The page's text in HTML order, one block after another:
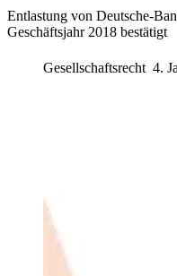
Entlastung von Deutsche-
Geschäftsjahr 2018 bestätigt
Gesellschaftsrecht 4.